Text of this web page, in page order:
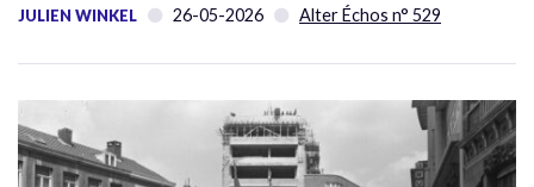
JULIEN WINKEL 26-05-2026 Alter Échos n° 529